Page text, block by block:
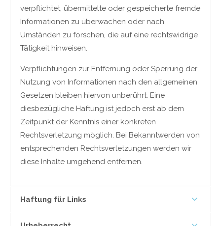
verpflichtet, übermittelte oder gespeicherte fremde
Informationen zu überwachen oder nach
Umständen zu forschen, die auf eine rechtswidrige
Tätigkeit hinweisen.
Verpflichtungen zur Entfernung oder Sperrung der
Nutzung von Informationen nach den allgemeinen
Gesetzen bleiben hiervon unberührt. Eine
diesbezügliche Haftung ist jedoch erst ab dem
Zeitpunkt der Kenntnis einer konkreten
Rechtsverletzung möglich. Bei Bekanntwerden von
entsprechenden Rechtsverletzungen werden wir
diese Inhalte umgehend entfernen.
Haftung für Links